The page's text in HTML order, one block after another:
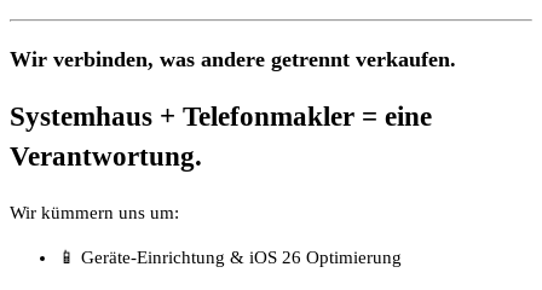
Wir verbinden, was andere getrennt verkaufen.
Systemhaus + Telefonmakler = eine
Verantwortung.
Wir kümmern uns um:
📱 Geräte-Einrichtung & iOS 26 Optimierung